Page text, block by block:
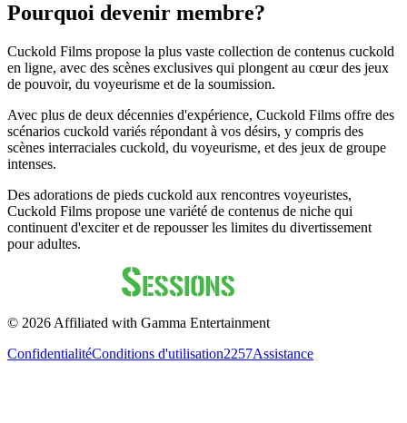
Pourquoi devenir membre?
Cuckold Films propose la plus vaste collection de contenus cuckold
en ligne, avec des scènes exclusives qui plongent au cœur des jeux
de pouvoir, du voyeurisme et de la soumission.
Avec plus de deux décennies d'expérience, Cuckold Films offre des
scénarios cuckold variés répondant à vos désirs, y compris des
scènes interraciales cuckold, du voyeurisme, et des jeux de groupe
intenses.
Des adorations de pieds cuckold aux rencontres voyeuristes,
Cuckold Films propose une variété de contenus de niche qui
continuent d'exciter et de repousser les limites du divertissement
pour adultes.
© 2026 Affiliated with Gamma Entertainment
ConfidentialitéConditions d'utilisation2257Assistance